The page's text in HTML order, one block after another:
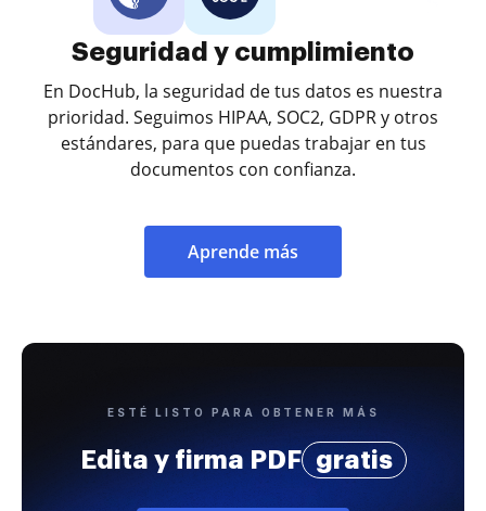
Seguridad y cumplimiento
En DocHub, la seguridad de tus datos es nuestra
prioridad. Seguimos HIPAA, SOC2, GDPR y otros
estándares, para que puedas trabajar en tus
documentos con confianza.
Aprende más
ESTÉ LISTO PARA OBTENER MÁS
Edita y firma PDF gratis